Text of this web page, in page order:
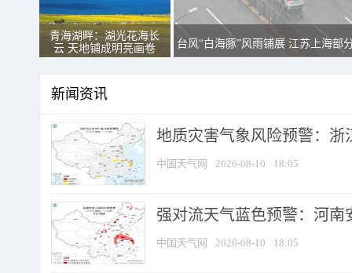
青海湖畔：湖光花海长
云 天地铺成明亮画卷
台风“白海豚”风雨铺展 江苏上海部
新闻资讯
地质灾害气象风险预警：浙
中国天气网 2026-08-10 18:05
强对流天气蓝色预警：河南
中国天气网 2026-08-10 18:05